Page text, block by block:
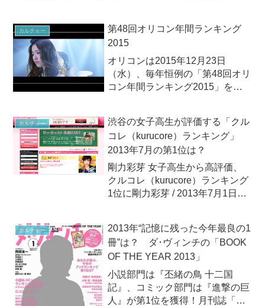
カルチャー
第48回オリコン年間ランキング
2015
オリコンは2015年12月23日
（水）、毎年恒例の「第48回オリ
コン年間ランキング2015」を発
ショップ、専門店、複合店、イン
ターネット通販、家電量販店、コ
ンビニなど音楽・映...
カルチャー
渋谷の女子高生が評価する「クル
コレ（kurucore）ランキング」
2013年7月の第1位は？
剛力彩芽 女子高生から高評価、
クルコレ（kurucore）ランキング
1位に剛力彩芽 / 2013年7月1日
送を展開するキャンシステムが、
2013年7月の「kurucoreランキ...
カルチャー
2013年“記憶に残った今年最良の1
冊”は？ ダ･ヴィンチの「BOOK
OF THE YEAR 2013」
小説部門は『丕緒の鳥 十二国
記』、コミック部門は『進撃の巨
人』が第1位を獲得！月刊誌「ダ･